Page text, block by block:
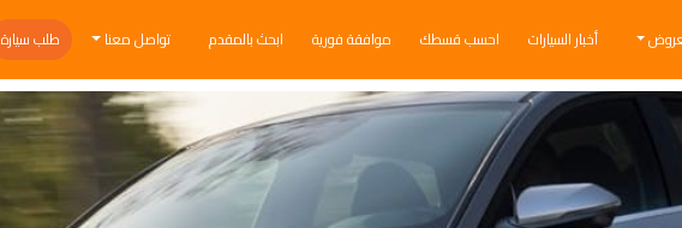
أخبار السيارات احسب قسطك موافقة فورية ابحث بالمقدم تواصل معنا طلب سيارة